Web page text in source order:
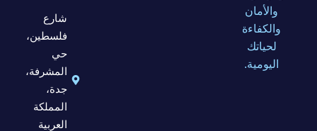
والأمان
والكفاءة
لحياتك
اليومية.
شارع
فلسطين،
حي
المشرفة،
جدة،
المملكة
العربية